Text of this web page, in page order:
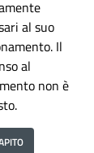
di
S.p.A.
al suo
Il
al
non è